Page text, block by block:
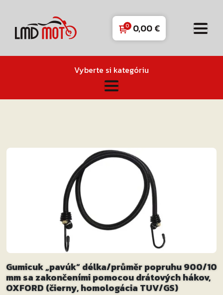
0,00€
Vyberte si kategóriu
Gumicuk „pavúk“ délka/průměr popruhu 900/10
mm sa zakončeními pomocou drátových hákov,
OXFORD (čierny, homologácia TUV/GS)